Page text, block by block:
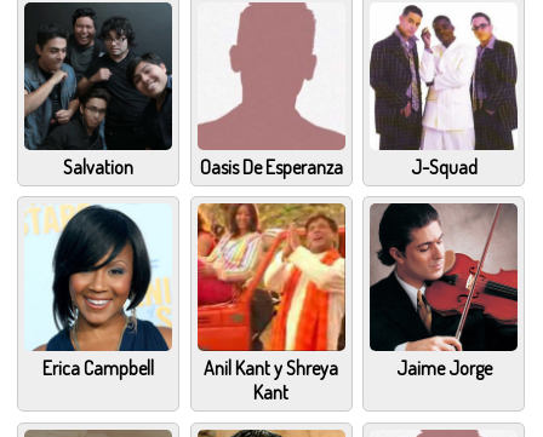
Salvation Oasis De Esperanza J-Squad
Erica Campbell
Anil Kant y Shreya
Kant
Jaime Jorge